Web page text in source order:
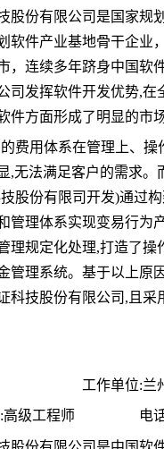
股份有限公司是国家规
软件产业基地骨干企业，
，连续多年跻身中国软
司 发挥软件开发优势,在
件方面形成了明显的市
费用体系在管理上、操
,无法满足客户的需求。
股份有限司 开发)通过
管理体系实现变易行为
理规定化处理,打造了操
管理系统。基于以上原 因
科技股份有限公司 ,且采
工作单位:兰
:高级工程师 电